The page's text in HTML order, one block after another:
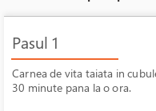
Pasul 1
Carnea de vita taiata in
30 minute pana la o ora.